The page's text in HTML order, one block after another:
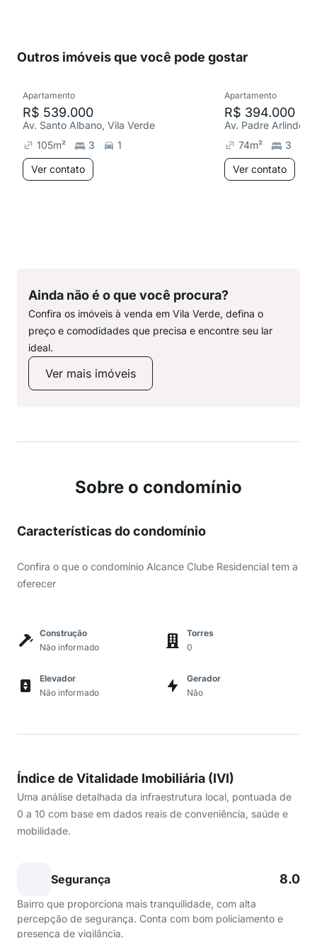
Outros imóveis que você pode gostar
Apartamento
R$ 539.000
Av. Santo Albano, Vila Verde
105m² 3
1
Ver contato
Apartamento
R$ 394.000
74m² 3
Ver contato
Ainda não é o que você procura?
Confira os imóveis à venda em Vila Verde, defina o
preço e comodidades que precisa e encontre seu lar
ideal.
Ver mais imóveis
Sobre o condomínio
Características do condomínio
Confira o que o condomínio Alcance Clube Residencial tem a
oferecer
Construção
Não informado
Torres
0
Elevador
Não informado
Gerador
Não
Índice de Vitalidade Imobiliária (IVI)
Uma análise detalhada da infraestrutura local, pontuada de
0 a 10 com base em dados reais de conveniência, saúde e
mobilidade.
Segurança 8.0
Bairro que proporciona mais tranquilidade, com alta
percepção de segurança. Conta com bom policiamento e
presença de vigilância.